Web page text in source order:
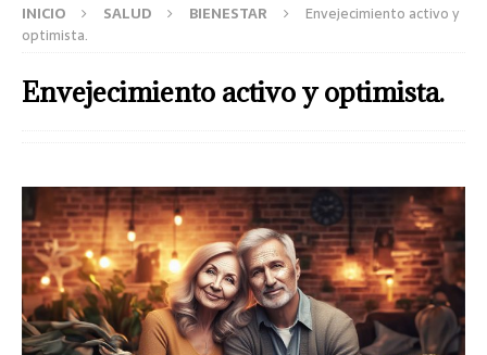
INICIO SALUD BIENESTAR
Envejecimiento activo y
optimista.
Envejecimiento activo y optimista.